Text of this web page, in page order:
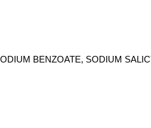
BENZOATE, SODIUM